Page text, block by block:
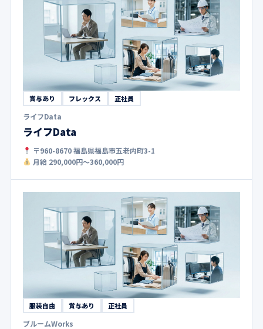
賞与あり フレックス 正社員
ライフData
ライフData
〒960-8670 福島県福島市五老内町3-1
月給 290,000円〜360,000円
服装自由 賞与あり 正社員
ブルームWorks